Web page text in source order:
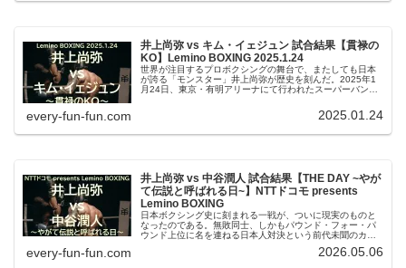
井上尚弥 vs キム・イェジュン 試合結果【貫禄の
KO】Lemino BOXING 2025.1.24
世界が注目するプロボクシングの舞台で、またしても日本
が誇る「モンスター」井上尚弥が歴史を刻んだ。2025年1
月24日、東京・有明アリーナにて行われたスーパーバンタ
わずか4回でKOし、スーパーバンタム級の絶対王者として
の圧倒的な存在感を見せつけた。この試合を通じて、改め
果となった。
every-fun-fun.com 2025.01.24
井上尚弥 vs 中谷潤人 試合結果【THE DAY ~やが
て伝説と呼ばれる日~】NTTドコモ presents
Lemino BOXING
日本ボクシング史に刻まれる一戦が、ついに現実のものと
なったのである。無敗同士、しかもパウンド・フォー・パ
ウンド上位に名を連ねる日本人対決という前代未聞のカー
るタイトルマッチではなく、現代ボクシングの頂点を決め
every-fun-fun.com 2026.05.06